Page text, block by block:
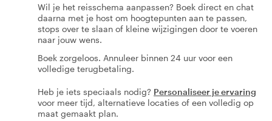
Wil je het reisschema aanpassen? Boek direct en chat
daarna met je host om hoogtepunten aan te passen,
stops over te slaan of kleine wijzigingen door te voeren
naar jouw wens.
Boek zorgeloos. Annuleer binnen 24 uur voor een
volledige terugbetaling.
Heb je iets speciaals nodig? Personaliseer je ervaring
voor meer tijd, alternatieve locaties of een volledig op
maat gemaakt plan.